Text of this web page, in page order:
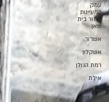
עמק
המעיינות
ואזור בית
שאן
אשדוד
אשקלון
רמת הגולן
אילת
מילווקי,
ויסקונסין